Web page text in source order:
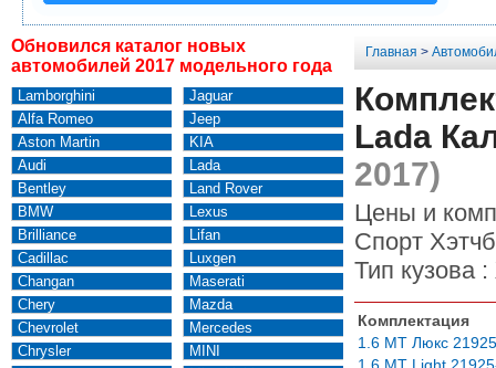
Обновился каталог новых
автомобилей 2017 модельного года
Lamborghini
Alfa Romeo
Aston Martin
Audi
Bentley
BMW
Brilliance
Cadillac
Changan
Chery
Chevrolet
Chrysler
Jaguar
Jeep
KIA
Lada
Land Rover
Lexus
Lifan
Luxgen
Maserati
Mazda
Mercedes
MINI
Главная >
Lada
2017)
Цены и
Спорт
Тип кузова :
Комплектация
1.6 MT Люкс